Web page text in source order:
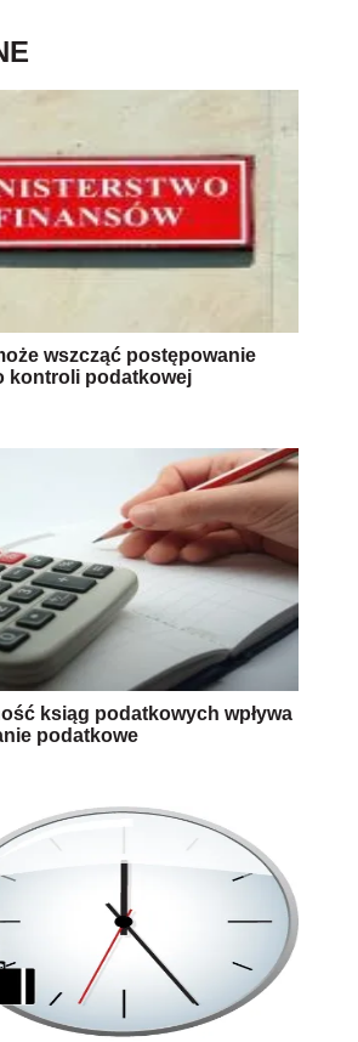
wszcząć postępowanie
kontroli podatkowej
ksiąg podatkowych wpływa
podatkowe